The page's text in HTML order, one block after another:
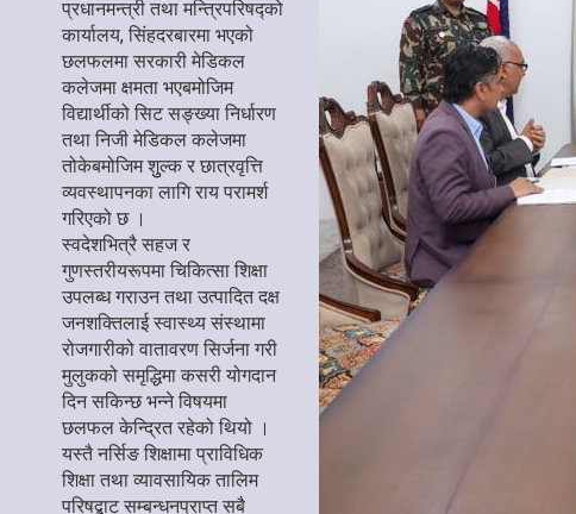
प्रधानमन्त्री तथा मन्त्रिपरिषद्को
कार्यालय, सिंहदरबारमा भएको
छलफलमा सरकारी मेडिकल
कलेजमा क्षमता भएबमोजिम
विद्यार्थीको सिट सङ्ख्या निर्धारण
तथा निजी मेडिकल कलेजमा
तोकेबमोजिम शुुल्क र छात्रवृत्ति
व्यवस्थापनका लागि राय परामर्श
गरिएको छ ।
स्वदेशभित्रै सहज र
गुणस्तरीयरूपमा चिकित्सा शिक्षा
उपलब्ध गराउन तथा उत्पादित दक्ष
जनशक्तिलाई स्वास्थ्य संस्थामा
रोजगारीको वातावरण सिर्जना गरी
मुलुकको समृद्धिमा कसरी योगदान
दिन सकिन्छ भन्ने विषयमा
छलफल केन्द्रित रहेको थियो ।
यस्तै नर्सिङ शिक्षामा प्राविधिक
शिक्षा तथा व्यावसायिक तालिम
परिषद्बाट सम्बन्धनप्राप्त सबै